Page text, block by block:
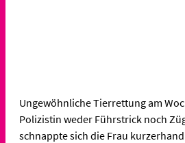
Ungewöhnliche Tierrettung am
Polizistin weder Führstrick noch
schnappte sich die Frau